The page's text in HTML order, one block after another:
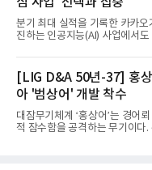
표가 크게 갈렸다. 대표적으로 크
틀그라운드'의 안정적인 성장에
기준 매출 2조6616억원, 영업이
대 최대 실적을 기록했다. 엔씨도
동기 대
분기 최대 실적을 기록한 카카오
진하는 인공지능(AI) 사업에서도
라 투자에 나서는 것과 달리, 카
라는 플랫폼 경쟁력을 활용한 AI
집중하는 전략이다. 과거 무리
겪었던 시행착오를 되풀이하지
중하겠다는 취지로 풀이된다.7일
오는 올해 2분기 연결 기준 매출
익 2770억원을 기록했다. 전년
[LIG D&A 50년-37] 홍
아 '범상어' 개발 착수
대잠무기체계 ‘홍상어’는 경어
적 잠수함을 공격하는 무기이다